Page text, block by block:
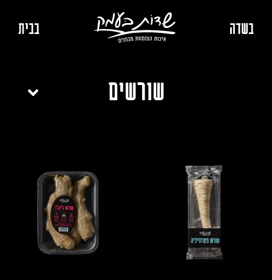
בשדה בבית
שורשים